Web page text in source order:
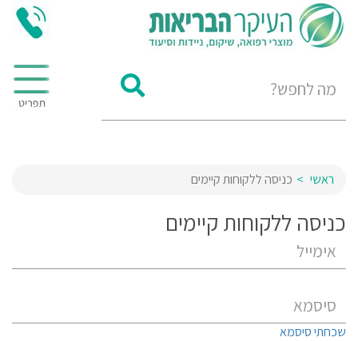
ראשי כניסה ללקוחות קיימים
כניסה ללקוחות קיימים
שכחתי סיסמא